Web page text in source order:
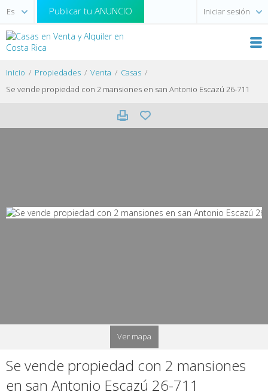
Publicar tu ANUNCIO Iniciar sesión
Inicio Propiedades Venta
Casas
Se vende propiedad con 2 mansiones en san Antonio Escazú 26-711
Ver mapa
Se vende propiedad con 2 mansiones
en san Antonio Escazú 26-711